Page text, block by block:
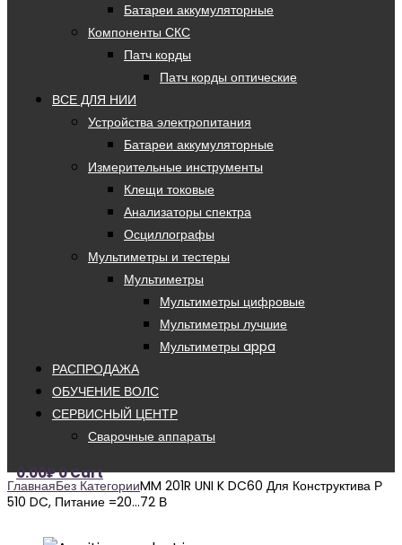
Батареи аккумуляторные
Компоненты СКС
Патч корды
Патч корды оптические
ВСЕ ДЛЯ НИИ
Устройства электропитания
Батареи аккумуляторные
Измерительные инструменты
Клещи токовые
Анализаторы спектра
Осциллографы
Мультиметры и тестеры
Мультиметры
Мультиметры цифровые
Мультиметры лучшие
Мультиметры appa
РАСПРОДАЖА
ОБУЧЕНИЕ ВОЛС
СЕРВИСНЫЙ ЦЕНТР
Сварочные аппараты
0.00₽0Cart
ГлавнаяБез КатегорииMM 201R UNI K DC60 Для Конструктива Р
510 DC, Питание =20…72 В